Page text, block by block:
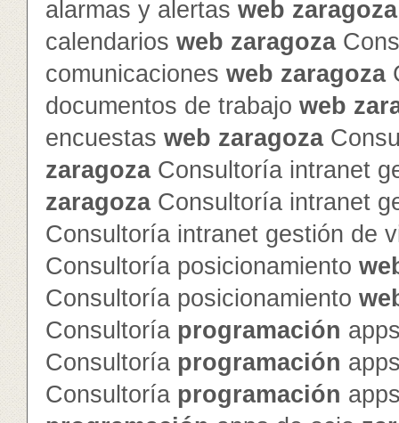
alarmas y alertas web zaragoza
calendarios web zaragoza
comunicaciones web zaragoza
documentos de trabajo web
encuestas web zaragoza
zaragozaConsultoría intranet
zaragozaConsultoría intranet
Consultoría intranet gestión de
Consultoría posicionamiento
Consultoría posicionamiento
Consultoría programación
Consultoría programación
Consultoría programación